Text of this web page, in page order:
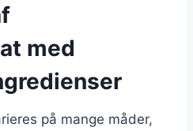
med
på mange måder,